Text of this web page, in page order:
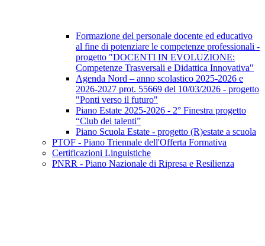
Formazione del personale docente ed educativo
al fine di potenziare le competenze professionali -
progetto "DOCENTI IN EVOLUZIONE:
Competenze Trasversali e Didattica Innovativa"
Agenda Nord – anno scolastico 2025-2026 e
2026-2027 prot. 55669 del 10/03/2026 - progetto
"Ponti verso il futuro"
Piano Estate 2025-2026 - 2° Finestra progetto
“Club dei talenti”
Piano Scuola Estate - progetto (R)estate a scuola
PTOF - Piano Triennale dell'Offerta Formativa
Certificazioni Linguistiche
PNRR - Piano Nazionale di Ripresa e Resilienza